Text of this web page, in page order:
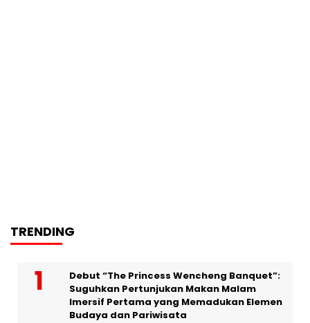
TRENDING
Debut “The Princess Wencheng Banquet”:
Suguhkan Pertunjukan Makan Malam
Imersif Pertama yang Memadukan Elemen
Budaya dan Pariwisata